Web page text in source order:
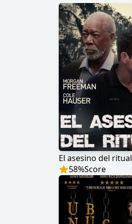
El asesino del ritual
58%Score